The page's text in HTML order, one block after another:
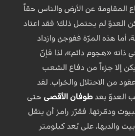
المقاومة عن الأرض والناس حقاً
العدوّ لم يحتمل ذلك؛ فقد اعتاد
أما هذه المرّة ففوجئ وازداد
ذاته «هجوم دائم»، لذا فإنّ
إلا جزءاً من دفاع الشعب
من الاحتلال والخراب. لقد
العدوّ بعد طوفان الأقصى حتى
ودمّرتها. فقرّر رامز أن ينقل
والديها، على بُعد كيلومتر